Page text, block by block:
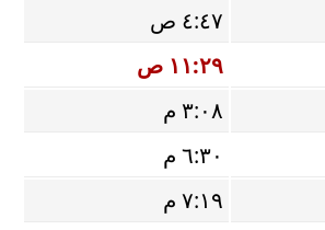
٤:٤٧ ص
١١:٢٩ ص
٣:٠٨ م
٦:٣٠ م
٧:١٩ م